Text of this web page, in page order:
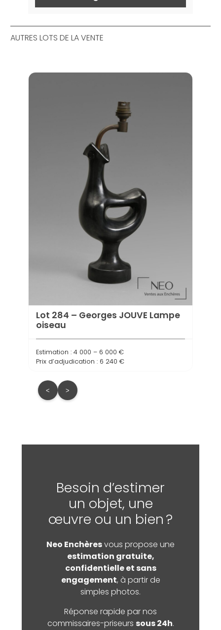
AUTRES LOTS DE LA VENTE
Lot 284 – Georges JOUVE Lampe
oiseau
Estimation : 4 000 – 6 000 €
Prix d’adjudication : 6 240 €
< >
Besoin d’estimer
un objet, une
œuvre ou un bien ?
Neo Enchèresvous propose une
estimation gratuite,
confidentielle et sans
engagement, à partir de
simples photos.
Réponse rapide par nos
commissaires-priseurs sous 24h.